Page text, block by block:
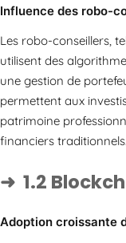
Influence des robo-
Les robo-conseillers,
utilisent des
une gestion de
permettent aux
patrimoine
financiers traditionnels.
1.2
Adoption croissante